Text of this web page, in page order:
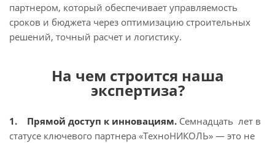
партнером, который обеспечивает управляемость
сроков и бюджета через оптимизацию строительных
решений, точный расчет и логистику.
На чем строится наша
экспертиза?
1. Прямой доступ к инновациям. Семнадцать лет в
статусе ключевого партнера «ТехноНИКОЛЬ» — это не